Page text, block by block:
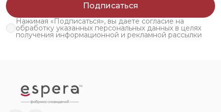
Подписаться
Нажимая «Подписаться», вы даете согласие на
обработку указанных персональных данных в целях
получения информационной и рекламной рассылки